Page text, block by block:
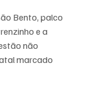
Bento, palco
e a
não
marcado